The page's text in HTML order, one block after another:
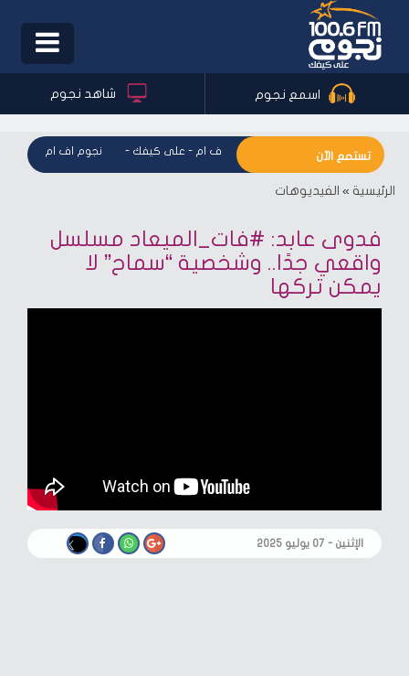
Toggle
اسمع نجوم شاهد نجوم
تستمع الآن -نجوم اف ام - على كيفك نجوم اف ام - على
الرئيسية » الفيديوهات
فدوى عابد: #فات_الميعاد مسلسل
واقعي جدًا.. وشخصية “سماح” لا
يمكن تركها
الإثنين - ٠٧ يوليو ٢٠٢٥